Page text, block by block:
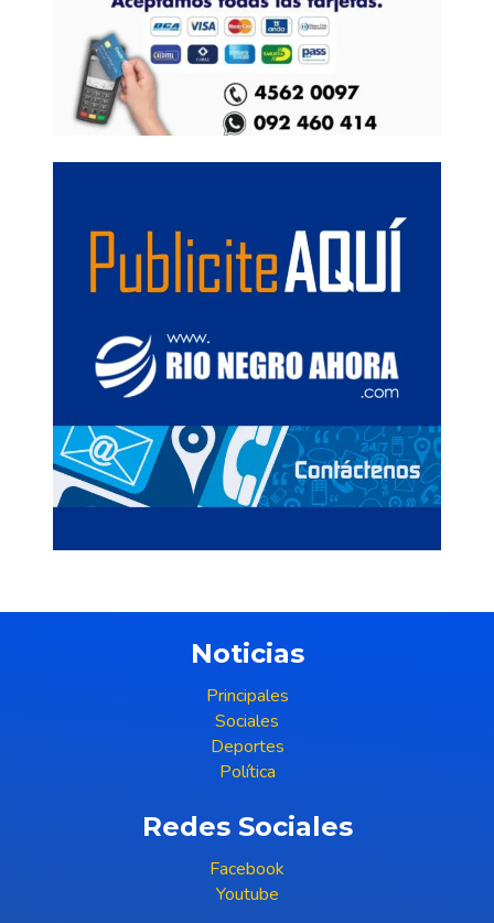
Noticias
Principales
Sociales
Deportes
Política
Redes Sociales
Facebook
Youtube